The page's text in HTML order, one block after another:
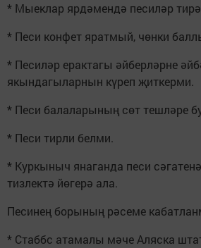
* Мыеклар ярдәмендә песиләр
* Песи конфет яратмый, чөнки
* Песиләр ерактагы әйберләрне
якындагыларнын күреп җиткерми.
* Песи балаларының сөт тешләре
* Песи тирли белми.
* Куркыныч янаганда песи
тизлектә йөгерә ала.
Песинең борының рәсеме
* Стаббс атамалы мәче Аляска